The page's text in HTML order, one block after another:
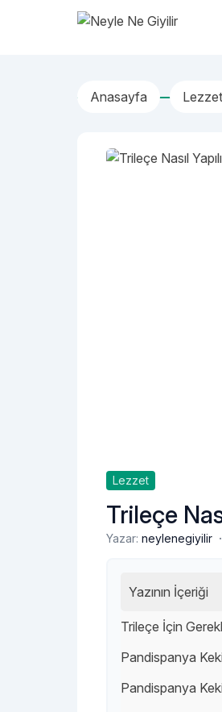
Neyle Ne Giyilir
Anasayfa Lezzet
Lezzet
Trileçe
Yazar: neylenegiyilir ·
Yazının İçeriği
Trileçe İçin
Pandispanya Keki
Pandispanya